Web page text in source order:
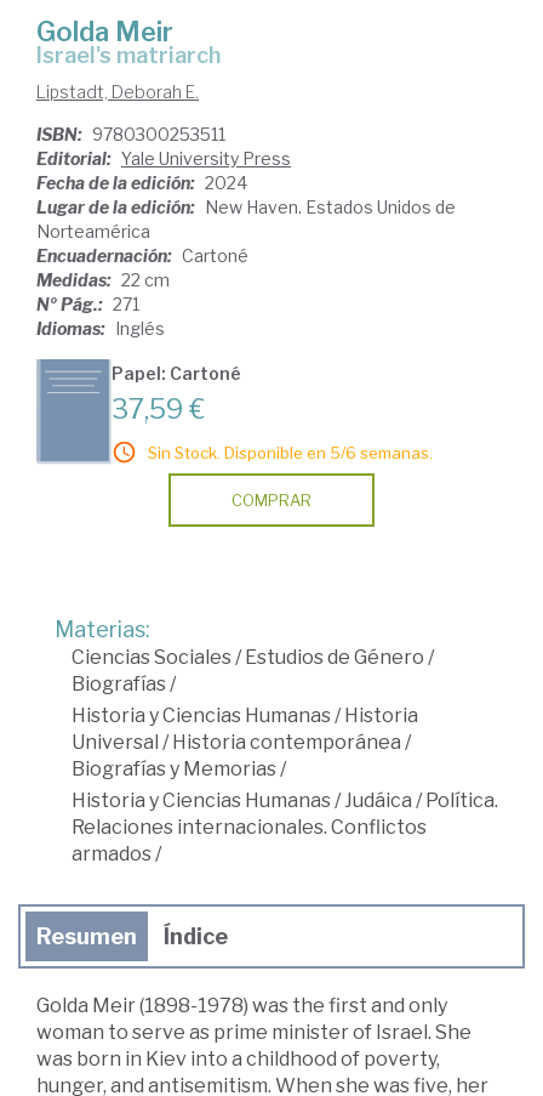
Golda Meir
Israel's matriarch
Lipstadt, Deborah E.
ISBN: 9780300253511
Editorial: Yale University Press
Fecha de la edición: 2024
Lugar de la edición: New Haven. Estados Unidos de
Norteamérica
Encuadernación: Cartoné
Medidas: 22 cm
Nº Pág.: 271
Idiomas: Inglés
Papel: Cartoné
37,59 €
Sin Stock. Disponible en 5/6 semanas.
COMPRAR
Materias:
Ciencias Sociales /Estudios de Género /
Biografías /
Historia y Ciencias Humanas /Historia
Universal /Historia contemporánea /
Biografías y Memorias /
Historia y Ciencias Humanas /Judáica /Política.
Relaciones internacionales. Conflictos
armados /
Resumen Índice
Golda Meir (1898-1978) was the first and only
woman to serve as prime minister of Israel. She
was born in Kiev into a childhood of poverty,
hunger, and antisemitism. When she was five, her